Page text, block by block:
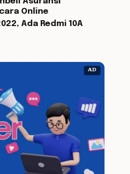
Online
Ada Redmi 10A
AD